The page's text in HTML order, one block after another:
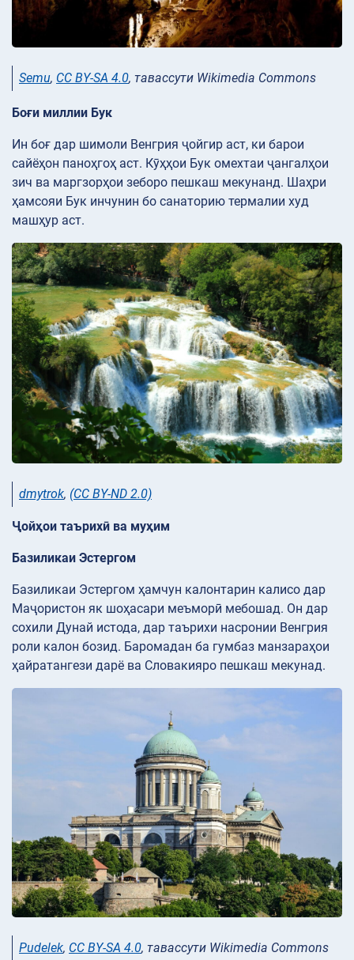
Semu, CC BY-SA 4.0, тавассути Wikimedia Commons
Боғи миллии Бук
Ин боғ дар шимоли Венгрия ҷойгир аст, ки барои
сайёҳон паноҳгоҳ аст. Кӯҳҳои Бук омехтаи ҷангалҳои
зич ва маргзорҳои зеборо пешкаш мекунанд. Шаҳри
ҳамсояи Бук инчунин бо санаторию термалии худ
машҳур аст.
dmytrok, (CC BY-ND 2.0)
Ҷойҳои таърихӣ ва муҳим
Базиликаи Эстергом
Базиликаи Эстергом ҳамчун калонтарин калисо дар
Маҷористон як шоҳасари меъморӣ мебошад. Он дар
сохили Дунай истода, дар таърихи насронии Венгрия
роли калон бозид. Баромадан ба гумбаз манзараҳои
ҳайратангези дарё ва Словакияро пешкаш мекунад.
Pudelek, CC BY-SA 4.0, тавассути Wikimedia Commons